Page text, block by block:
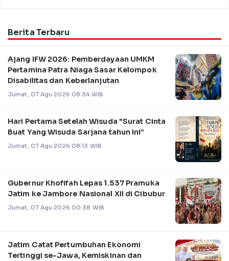
Berita Terbaru
Ajang IFW 2026: Pemberdayaan UMKM
Pertamina Patra Niaga Sasar Kelompok
Disabilitas dan Keberlanjutan
Jumat, 07 Agu 2026 08:34 WIB
Hari Pertama Setelah Wisuda "Surat Cinta
Buat Yang Wisuda Sarjana tahun ini”
Jumat, 07 Agu 2026 08:13 WIB
Gubernur Khofifah Lepas 1.537 Pramuka
Jatim ke Jambore Nasional XII di Cibubur
Jumat, 07 Agu 2026 00:38 WIB
Jatim Catat Pertumbuhan Ekonomi
Tertinggi se-Jawa, Kemiskinan dan